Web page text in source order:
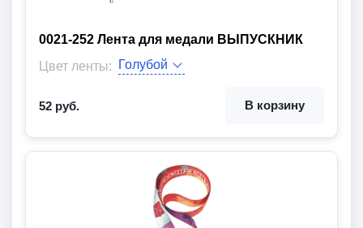
0021-252 Лента для медали ВЫПУСКНИК
Ширина:
Длина:
Цвет ленты:
52 руб.
В корзину